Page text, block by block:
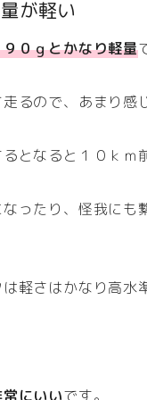
が軽い
０ｇとかなり軽量
るので、あまり感
となると１０ｋｍ
ったり、怪我に
軽さはかなり高水
にいいです。